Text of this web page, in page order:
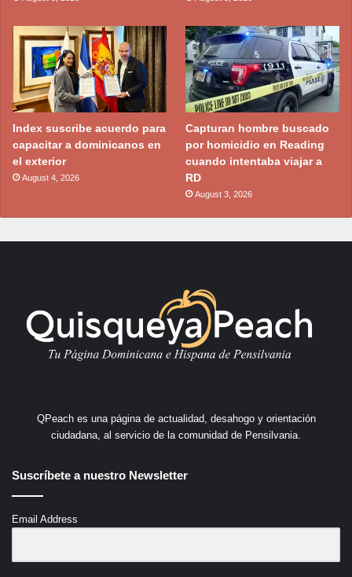
Index suscribe acuerdo para
capacitar a dominicanos en
el exterior
August 4, 2026
Capturan hombre buscado
por homicidio en Reading
cuando intentaba viajar a
RD
August 3, 2026
QPeach es una página de actualidad, desahogo y orientación
ciudadana, al servicio de la comunidad de Pensilvania.
Suscríbete a nuestro Newsletter
Email Address